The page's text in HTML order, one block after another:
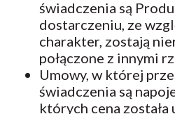
świadczenia są
dostarczeniu, ze
charakter, zostają
połączone z innymi
Umowy, w której
świadczenia są
których cena